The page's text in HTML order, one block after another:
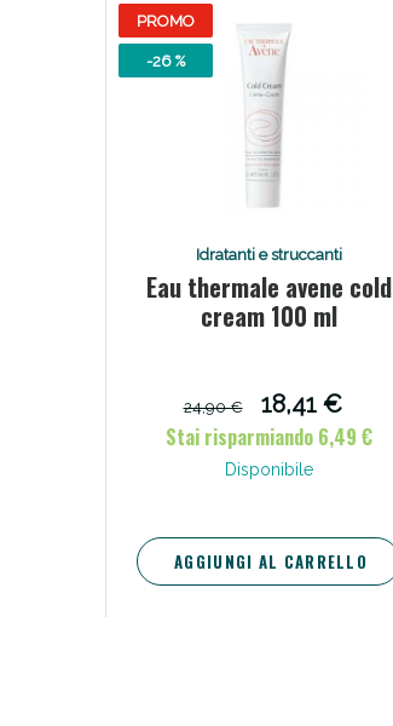
PROMO
-26 %
Idratanti e struccanti
Eau thermale avene cold
cream 100 ml
24,90 €
18,41 €
Stai risparmiando 6,49 €
Disponibile
AGGIUNGI AL CARRELLO